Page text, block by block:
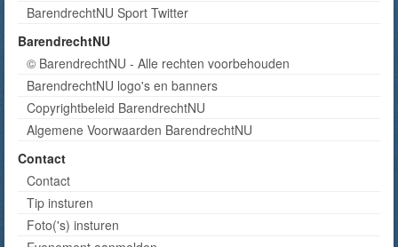
BarendrechtNU Sport Twitter
BarendrechtNU
© BarendrechtNU - Alle rechten voorbehouden
BarendrechtNU logo's en banners
Copyrightbeleid BarendrechtNU
Algemene Voorwaarden BarendrechtNU
Contact
Contact
Tip insturen
Foto('s) insturen